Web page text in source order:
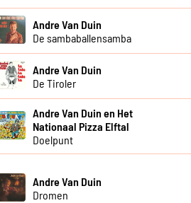
Andre Van Duin
De sambaballensamba
Andre Van Duin
De Tiroler
Andre Van Duin en Het
Nationaal Pizza Elftal
Doelpunt
Andre Van Duin
Dromen